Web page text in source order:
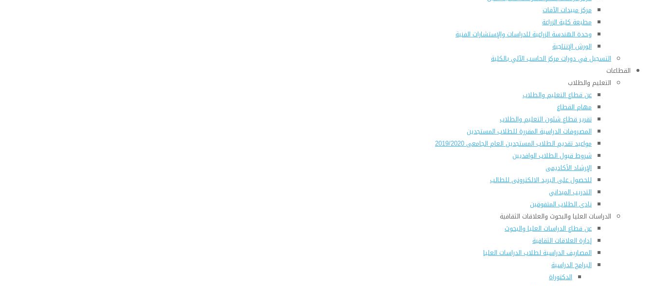
مركز مبيدات الآفات
مطبعة كلية الزراعة
وحدة الهندسة الزراعية للدراسات والإستشارات الفنية
الورش الإنتاجية
التسجيل في دورات مركز الحاسب الآلي بالكلية
القطاعات
التعليم والطلاب
عن قطاع التعليم والطلاب
مهام القطاع
تقرير قطاع شئون التعليم والطلاب
المصروفات الدراسية المقررة للطلاب المستجدين
مواعيد تقديم الطلاب المستجدين العام الجامعى 2019/2020
شروط قبول الطلاب الوافديين
الإرشاد الأكاديمى
للحصول على البريد الالكترونى للطالب
التدريب الميداني
نادى الطلاب المتفوقين
الدراسات العليا والبحوث والعلاقات الثقافية
عن قطاع الدراسات العليا والبحوث
إدارة العلاقات الثقافية
المصاريف الدراسية لطلاب الدراسات العليا
البرامج الدراسية
الدكتوراة